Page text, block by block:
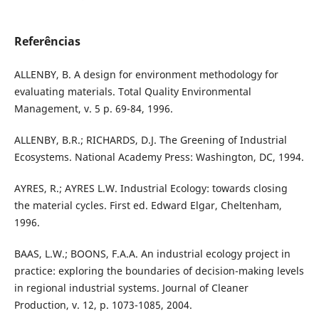
Referências
ALLENBY, B. A design for environment methodology for
evaluating materials. Total Quality Environmental
Management, v. 5 p. 69-84, 1996.
ALLENBY, B.R.; RICHARDS, D.J. The Greening of Industrial
Ecosystems. National Academy Press: Washington, DC, 1994.
AYRES, R.; AYRES L.W. Industrial Ecology: towards closing
the material cycles. First ed. Edward Elgar, Cheltenham,
1996.
BAAS, L.W.; BOONS, F.A.A. An industrial ecology project in
practice: exploring the boundaries of decision-making levels
in regional industrial systems. Journal of Cleaner
Production, v. 12, p. 1073-1085, 2004.